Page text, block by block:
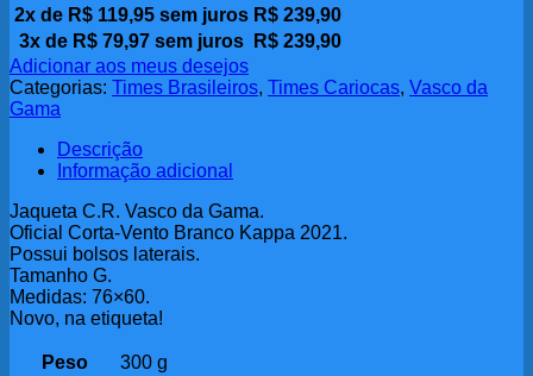
2x de R$119,95sem juros R$ 239,90
3x de R$79,97sem juros R$ 239,90
Adicionar aos meus desejos
Categorias: Times Brasileiros, Times Cariocas, Vasco da
Gama
Descrição
Informação adicional
Jaqueta C.R. Vasco da Gama.
Oficial Corta-Vento Branco Kappa 2021.
Possui bolsos laterais.
Tamanho G.
Medidas: 76×60.
Novo, na etiqueta!
Peso
300 g